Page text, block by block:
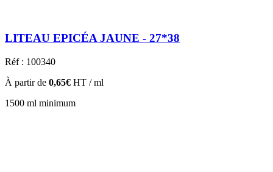
LITEAU EPICÉA JAUNE - 27*38
Réf : 100340
À partir de 0,65€ HT / ml
1500 ml minimum